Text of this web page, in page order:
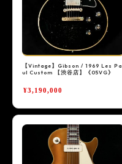
【Vintage】Gibson / 1969 Les Pa
ul Custom 【渋谷店】《05VG》
¥3,190,000